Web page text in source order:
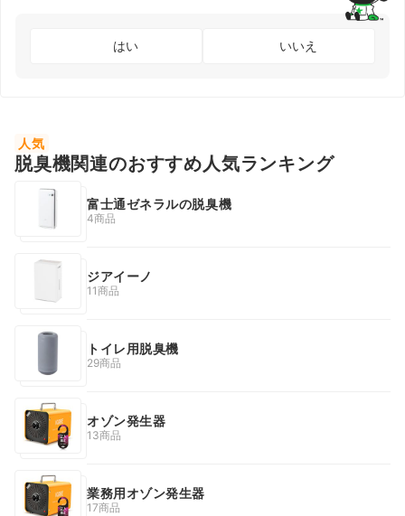
はい いいえ
人気
脱臭機関連のおすすめ人気ランキング
富士通ゼネラルの脱臭機
4商品
ジアイーノ
11商品
トイレ用脱臭機
29商品
オゾン発生器
13商品
業務用オゾン発生器
17商品